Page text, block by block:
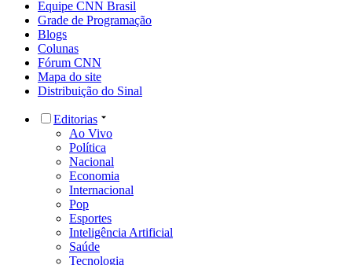
Equipe CNN Brasil
Grade de Programação
Blogs
Colunas
Fórum CNN
Mapa do site
Distribuição do Sinal
Editorias
Ao Vivo
Política
Nacional
Economia
Internacional
Pop
Esportes
Inteligência Artificial
Saúde
Tecnologia